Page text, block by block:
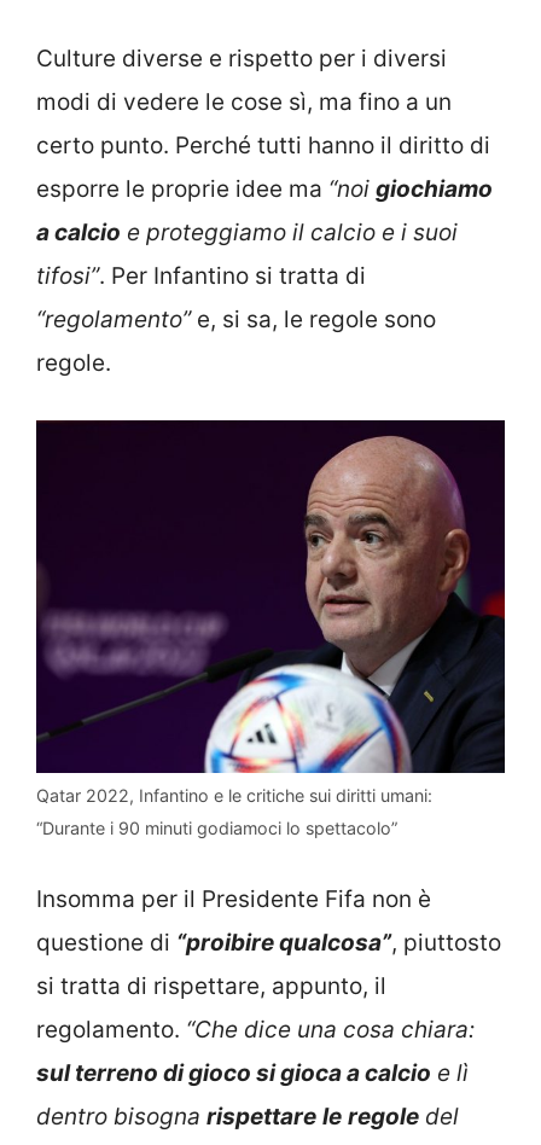
Culture diverse e rispetto per i diversi
modi di vedere le cose sì, ma fino a un
certo punto. Perché tutti hanno il diritto di
esporre le proprie idee ma “noi giochiamo
a calcio e proteggiamo il calcio e i suoi
tifosi”. Per Infantino si tratta di
“regolamento”e, si sa, le regole sono
regole.
Qatar 2022, Infantino e le critiche sui diritti umani:
“Durante i 90 minuti godiamoci lo spettacolo”
Insomma per il Presidente Fifa non è
questione di “proibire qualcosa”, piuttosto
si tratta di rispettare, appunto, il
regolamento. “Che dice una cosa chiara:
sul terreno di gioco si gioca a calcio e lì
dentro bisogna rispettare le regole del